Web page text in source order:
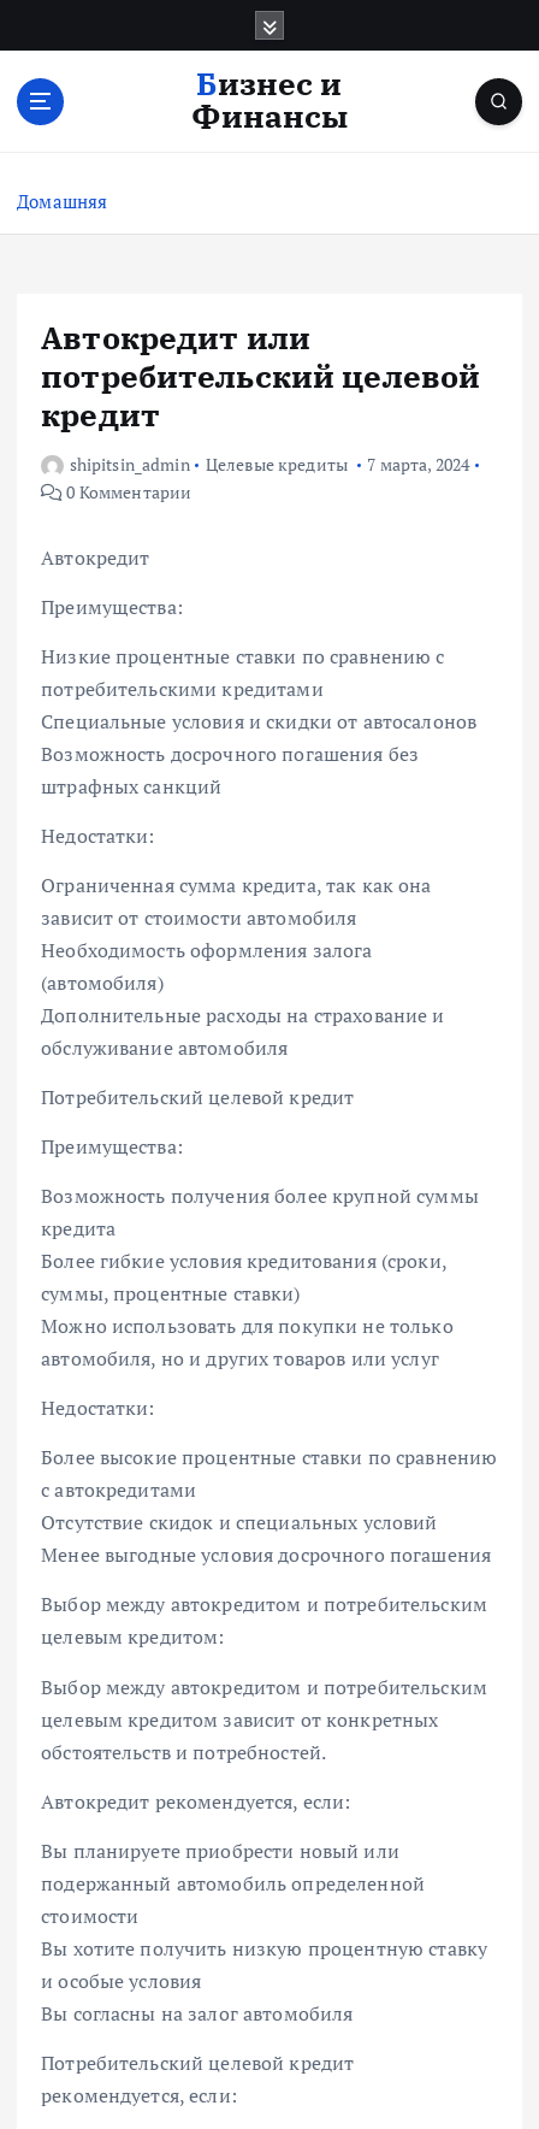
с
Бизнес и
Финансы
Домашняя
Автокредит или
потребительский целевой
кредит
shipitsin_admin Целевые кредиты
7 марта, 2024
0 Комментарии
Автокредит
Преимущества:
Низкие процентные ставки по сравнению с
потребительскими кредитами
Специальные условия и скидки от автосалонов
Возможность досрочного погашения без
штрафных санкций
Недостатки:
Ограниченная сумма кредита, так как она
зависит от стоимости автомобиля
Необходимость оформления залога
(автомобиля)
Дополнительные расходы на страхование и
обслуживание автомобиля
Потребительский целевой кредит
Преимущества:
Возможность получения более крупной суммы
кредита
Более гибкие условия кредитования (сроки,
суммы, процентные ставки)
Можно использовать для покупки не только
автомобиля, но и других товаров или услуг
Недостатки:
Более высокие процентные ставки по сравнению
с автокредитами
Отсутствие скидок и специальных условий
Менее выгодные условия досрочного погашения
Выбор между автокредитом и потребительским
целевым кредитом:
Выбор между автокредитом и потребительским
целевым кредитом зависит от конкретных
обстоятельств и потребностей.
Автокредит рекомендуется, если:
Вы планируете приобрести новый или
подержанный автомобиль определенной
стоимости
Вы хотите получить низкую процентную ставку
и особые условия
Вы согласны на залог автомобиля
Потребительский целевой кредит
рекомендуется, если: